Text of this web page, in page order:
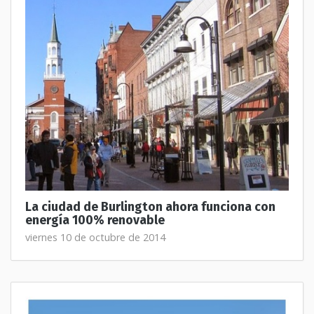
La ciudad de Burlington ahora funciona con
energía 100% renovable
viernes 10 de octubre de 2014